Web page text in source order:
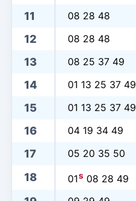
11 08 28 48
12 08 28 48
13 08 25 37 49
14 01 13 25 37 49
15 01 13 25 37 49
16 04 19 34 49
17 05 20 35 50
18 01s 08 28 49